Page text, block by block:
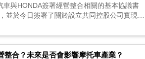
與HONDA簽署經營整合相關的基本協議書
並於今日簽署了關於設立共同控股公司實現經
合？未來是否會影響摩托車產業？